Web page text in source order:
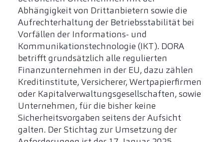
Abhängigkeit von Drittanbietern sowie die
Aufrechterhaltung der Betriebsstabilität bei
Vorfällen der Informations- und
Kommunikationstechnologie (IKT). DORA
betrifft grundsätzlich alle regulierten
Finanzunternehmen in der EU, dazu zählen
Kreditinstitute, Versicherer, Wertpapierfirmen
oder Kapitalverwaltungsgesellschaften, sowie
Unternehmen, für die bisher keine
Sicherheitsvorgaben seitens der Aufsicht
galten. Der Stichtag zur Umsetzung der